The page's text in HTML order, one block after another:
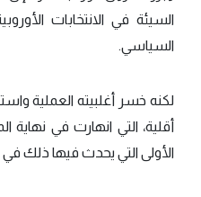
السيئة في الانتخابات
السياسي.
لكنه خسر أغلبيته العملية
أقلية، التي انهارت في
الأولى التي يحدث فيها ذلك في